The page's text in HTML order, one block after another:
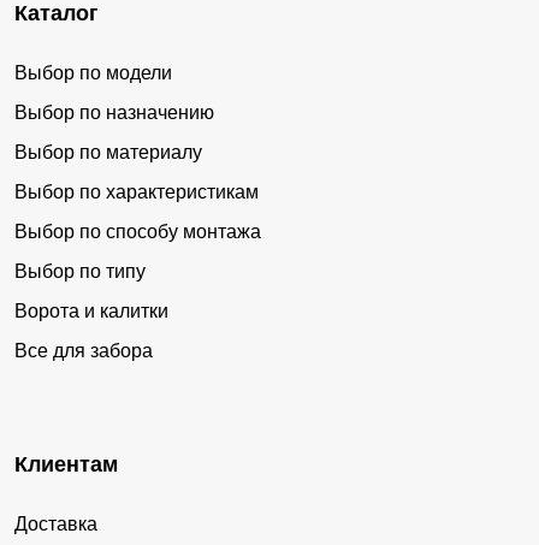
Каталог
Выбор по модели
Выбор по назначению
Выбор по материалу
Выбор по характеристикам
Выбор по способу монтажа
Выбор по типу
Ворота и калитки
Все для забора
Клиентам
Доставка